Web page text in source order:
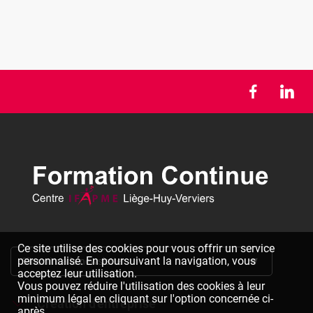
Ce site utilise des cookies pour vous offrir un service
personnalisé. En poursuivant la navigation, vous
acceptez leur utilisation.
Vous pouvez réduire l'utilisation des cookies à leur
minimum légal en cliquant sur l'option concernée ci-
S'inscrire à la newsletter
Création d'entreprise